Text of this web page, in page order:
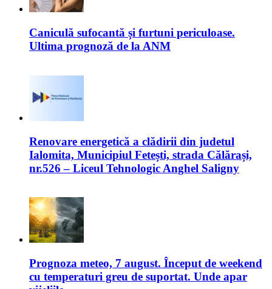
Caniculă sufocantă și furtuni periculoase.
Ultima prognoză de la ANM
Renovare energetică a clădirii din judetul
Ialomita, Municipiul Fetești, strada Călărași,
nr.526 – Liceul Tehnologic Anghel Saligny
Prognoza meteo, 7 august. Început de weekend
cu temperaturi greu de suportat. Unde apar